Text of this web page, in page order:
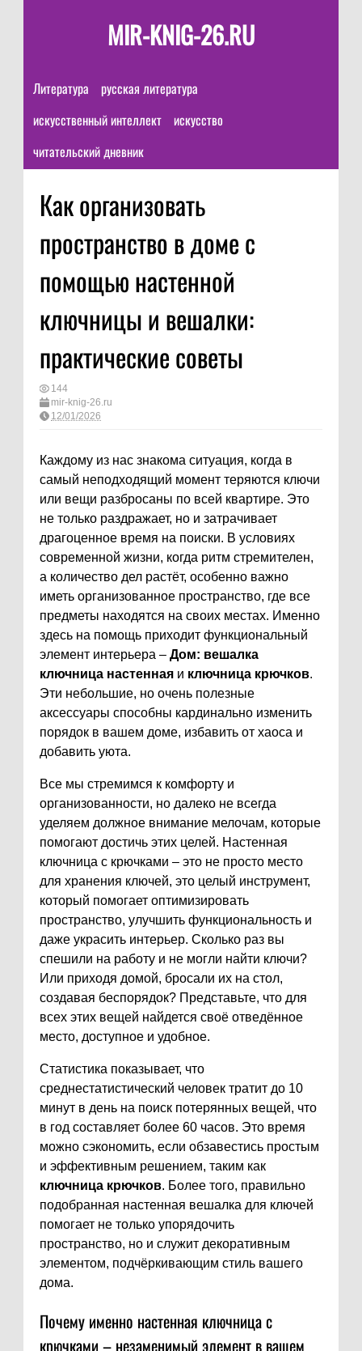
MIR-KNIG-26.RU
Литература
русская литература
искусственный интеллект
искусство
читательский дневник
Как организовать
пространство в доме с
помощью настенной
ключницы и вешалки:
практические советы
144
mir-knig-26.ru
12/01/2026
Каждому из нас знакома ситуация, когда в
самый неподходящий момент теряются ключи
или вещи разбросаны по всей квартире. Это
не только раздражает, но и затрачивает
драгоценное время на поиски. В условиях
современной жизни, когда ритм стремителен,
а количество дел растёт, особенно важно
иметь организованное пространство, где все
предметы находятся на своих местах. Именно
здесь на помощь приходит функциональный
элемент интерьера – Дом: вешалка
ключница настенная и ключница крючков.
Эти небольшие, но очень полезные
аксессуары способны кардинально изменить
порядок в вашем доме, избавить от хаоса и
добавить уюта.
Все мы стремимся к комфорту и
организованности, но далеко не всегда
уделяем должное внимание мелочам, которые
помогают достичь этих целей. Настенная
ключница с крючками – это не просто место
для хранения ключей, это целый инструмент,
который помогает оптимизировать
пространство, улучшить функциональность и
даже украсить интерьер. Сколько раз вы
спешили на работу и не могли найти ключи?
Или приходя домой, бросали их на стол,
создавая беспорядок? Представьте, что для
всех этих вещей найдется своё отведённое
место, доступное и удобное.
Статистика показывает, что
среднестатистический человек тратит до 10
минут в день на поиск потерянных вещей, что
в год составляет более 60 часов. Это время
можно сэкономить, если обзавестись простым
и эффективным решением, таким как
ключница крючков. Более того, правильно
подобранная настенная вешалка для ключей
помогает не только упорядочить
пространство, но и служит декоративным
элементом, подчёркивающим стиль вашего
дома.
Почему именно настенная ключница с
крючками – незаменимый элемент в вашем